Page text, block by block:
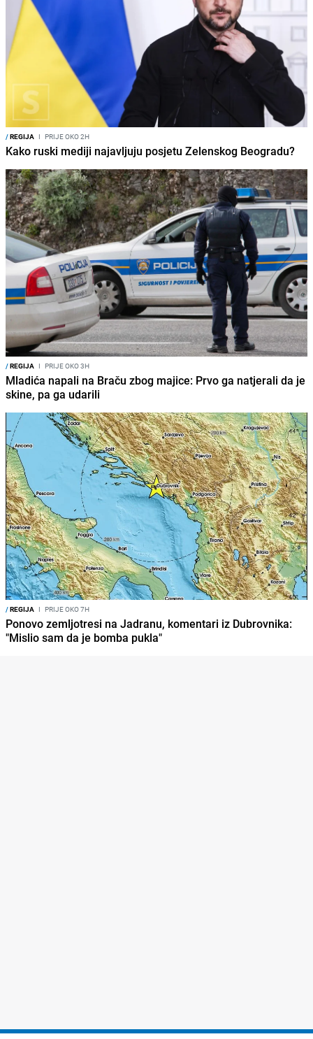
/REGIJA I PRIJE OKO 2H
Kako ruski mediji najavljuju posjetu Zelenskog Beogradu?
/REGIJA I PRIJE OKO 3H
Mladića napali na Braču zbog majice: Prvo ga natjerali da je
skine, pa ga udarili
/REGIJA I PRIJE OKO 7H
Ponovo zemljotresi na Jadranu, komentari iz Dubrovnika:
"Mislio sam da je bomba pukla"